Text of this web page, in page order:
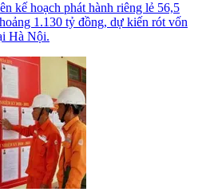
kế hoạch phát hành riêng lẻ 56,5
1.130 tỷ đồng, dự kiến rót vốn
Hà Nội.